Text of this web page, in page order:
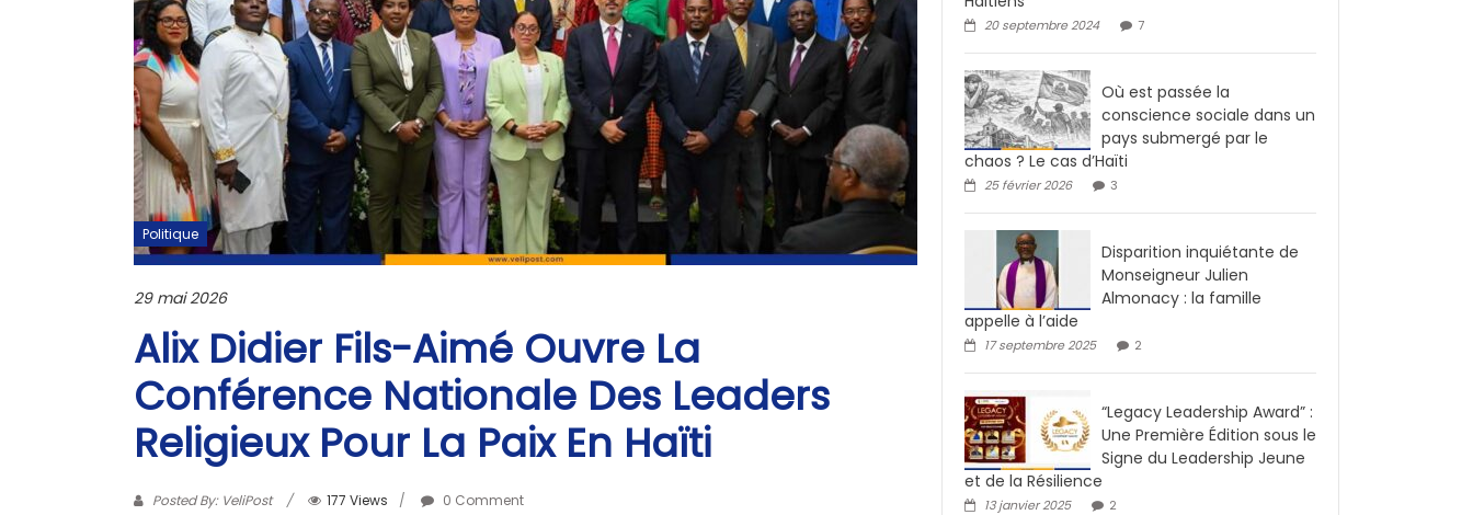
Politique
29 mai 2026
Alix Didier Fils-Aimé Ouvre La
Conférence Nationale Des Leaders
Religieux Pour La Paix En Haïti
Posted By: VeliPost 177 Views 0 Comment
20 septembre 2024 7
Où est passée la
conscience sociale dans un
pays submergé par le
chaos ? Le cas d’Haïti
25 février 2026 3
Disparition inquiétante de
Monseigneur Julien
Almonacy : la famille
appelle à l’aide
17 septembre 2025 2
“Legacy Leadership Award” :
Une Première Édition sous le
Signe du Leadership Jeune
et de la Résilience
13 janvier 2025 2